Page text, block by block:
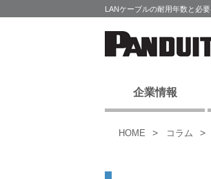
LANケーブルの耐用年数と必
企業情報
HOME コラム